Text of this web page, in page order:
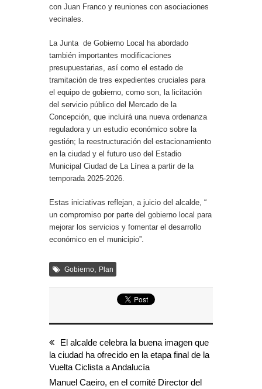
con Juan Franco y reuniones con asociaciones
vecinales.
La Junta de Gobierno Local ha abordado
también importantes modificaciones
presupuestarias, así como el estado de
tramitación de tres expedientes cruciales para
el equipo de gobierno, como son, la licitación
del servicio público del Mercado de la
Concepción, que incluirá una nueva ordenanza
reguladora y un estudio económico sobre la
gestión; la reestructuración del estacionamiento
en la ciudad y el futuro uso del Estadio
Municipal Ciudad de La Línea a partir de la
temporada 2025-2026.
Estas iniciativas reflejan, a juicio del alcalde, “
un compromiso por parte del gobierno local para
mejorar los servicios y fomentar el desarrollo
económico en el municipio”.
Gobierno, Plan
El alcalde celebra la buena imagen que
la ciudad ha ofrecido en la etapa final de la
Vuelta Ciclista a Andalucía
Manuel Caeiro, en el comité Director del